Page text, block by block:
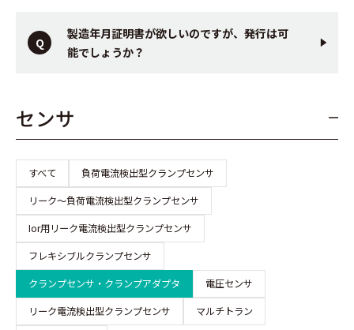
製造年月証明書が欲しいのですが、発行は可
能でしょうか？
センサ
すべて
負荷電流検出型クランプセンサ
リーク～負荷電流検出型クランプセンサ
Ior用リーク電流検出型クランプセンサ
フレキシブルクランプセンサ
クランプセンサ・クランプアダプタ
電圧センサ
リーク電流検出型クランプセンサ
マルチトラン